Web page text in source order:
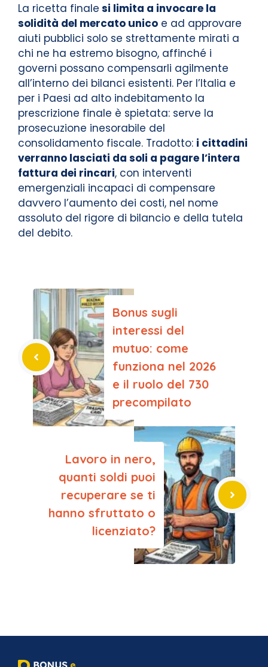
La ricetta finale si limita a invocare la
solidità del mercato unico e ad approvare
aiuti pubblici solo se strettamente mirati a
chi ne ha estremo bisogno, affinché i
governi possano compensarli agilmente
all’interno dei bilanci esistenti. Per l’Italia e
per i Paesi ad alto indebitamento la
prescrizione finale è spietata: serve la
prosecuzione inesorabile del
consolidamento fiscale. Tradotto: i cittadini
verranno lasciati da soli a pagare l’intera
fattura dei rincari, con interventi
emergenziali incapaci di compensare
davvero l’aumento dei costi, nel nome
assoluto del rigore di bilancio e della tutela
del debito.
Bonus sugli
interessi del
mutuo: come
funziona nel 2026
e il ruolo del 730
precompilato
Lavoro in nero,
quanti soldi puoi
recuperare se ti
hanno sfruttato o
licenziato?